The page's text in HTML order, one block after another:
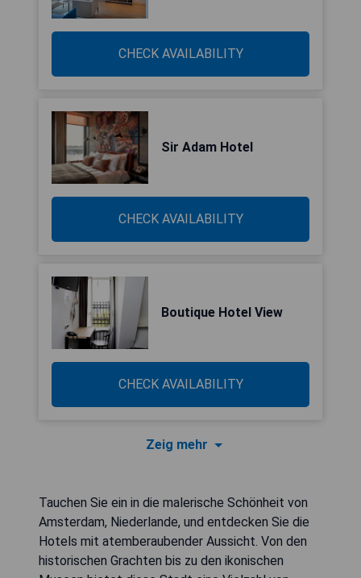
CHECK AVAILABILITY
Sir Adam Hotel
CHECK AVAILABILITY
Boutique Hotel View
CHECK AVAILABILITY
Zeig mehr
Tauchen Sie ein in die malerische Schönheit von
Amsterdam, Niederlande, und entdecken Sie die
Hotels mit atemberaubender Aussicht. Von den
historischen Grachten bis zu den ikonischen